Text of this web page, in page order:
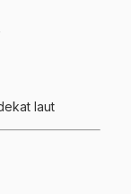
laut